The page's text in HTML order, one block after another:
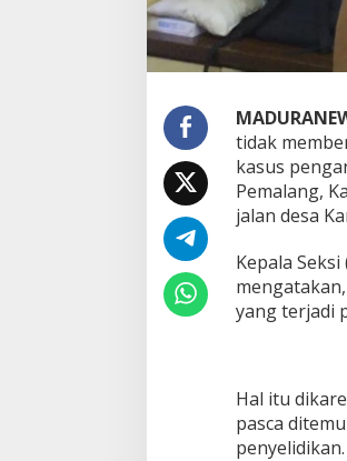
tidak
kasus
Pemalang,
jalan desa
Kepala
yang terjadi
Hal itu
pasca
penyelidikan.